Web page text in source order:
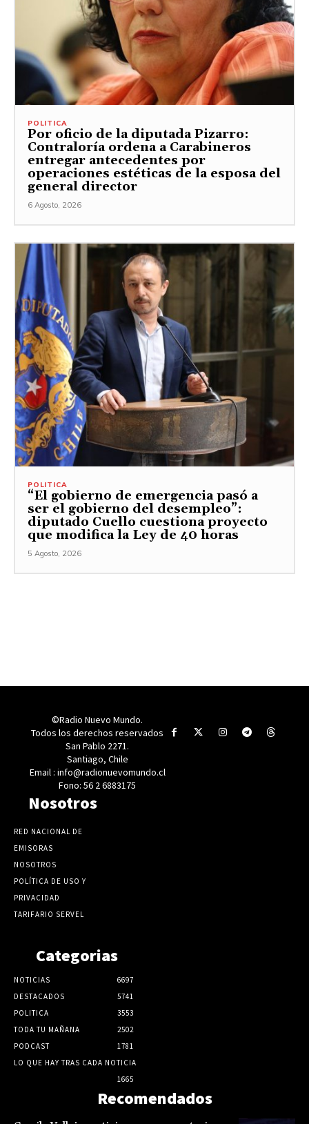
POLITICA
Por oficio de la diputada Pizarro:
Contraloría ordena a Carabineros
entregar antecedentes por
operaciones estéticas de la esposa del
general director
6 Agosto, 2026
POLITICA
“El gobierno de emergencia pasó a
ser el gobierno del desempleo”:
diputado Cuello cuestiona proyecto
que modifica la Ley de 40 horas
5 Agosto, 2026
©Radio Nuevo Mundo.
Todos los derechos reservados
San Pablo 2271.
Santiago, Chile
Email : info@radionuevomundo.cl
Fono: 56 2 6883175
Nosotros
RED NACIONAL DE
EMISORAS
NOSOTROS
POLÍTICA DE USO Y
PRIVACIDAD
TARIFARIO SERVEL
Categorias
NOTICIAS
6697
DESTACADOS
5741
POLITICA
3553
TODA TU MAÑANA
2502
PODCAST
1781
LO QUE HAY TRAS CADA NOTICIA
1665
Recomendados